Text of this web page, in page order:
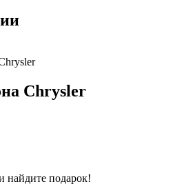
Chrysler
найдите подарок!